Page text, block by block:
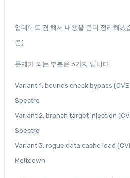
업데이트 겸 해서 내용을 좀더 정리해봤습니다. (2018/Jan/25 기
준)
문제가 되는 부분은 3가지 입니다.
Variant 1: bounds check bypass
Spectre
Variant 2: branch target injection
Spectre
Variant 3: rogue data cache load
Meltdown